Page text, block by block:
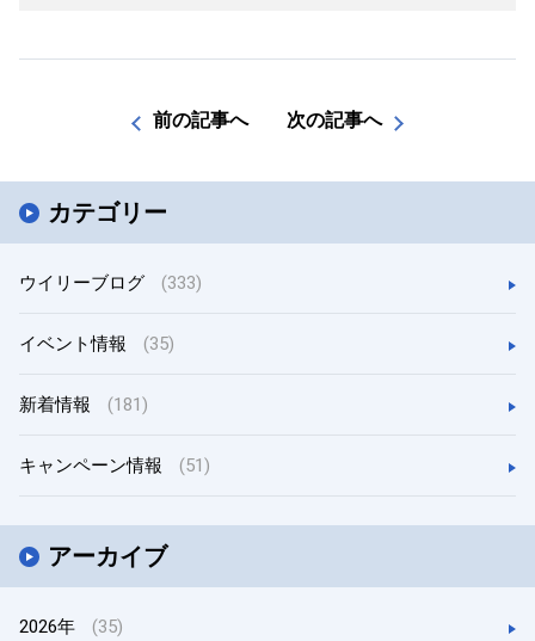
カテゴリー
ウイリーブログ (333)
イベント情報 (35)
新着情報 (181)
キャンペーン情報 (51)
アーカイブ
2026年 (35)
前の記事へ 次の記事へ